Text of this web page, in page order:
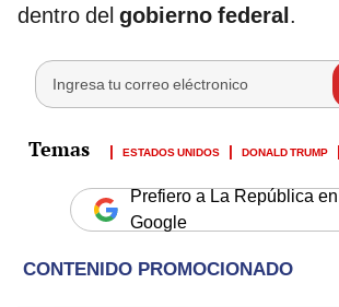
dentro del gobierno federal.
ESTADOS UNIDOS DONALD TRUMP
Prefiero a La República en
Google